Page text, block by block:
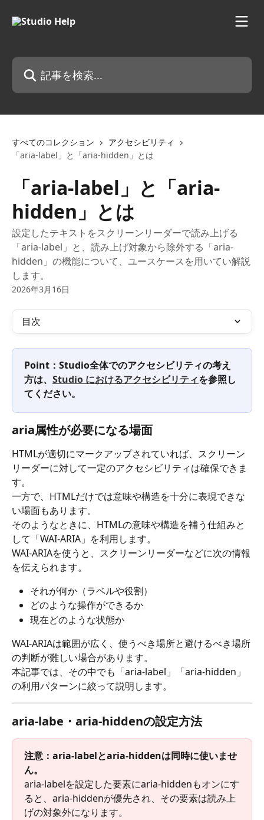
記事を検索...
すべてのコレクション
アクセシビリティ
「aria-label」と「aria-hidden」とは
「aria-label」と「aria-
hidden」とは
設定したテキストをスクリーンリーダーで読み上げる
「aria-label」と、読み上げ対象から除外する「aria-
hidden」の機能について、ユースケースを用いてい解説
します。
2026年3月16日
目次
Point：Studio全体でのアクセシビリティの考え
方は、 Studio におけるアクセシビリティを参照し
てください。
aria属性が必要になる場面
HTMLが適切にマークアップされていれば、スクリーン
リーダーに対して一定のアクセシビリティは確保できま
す。
一方で、HTMLだけでは意味や構造を十分に表現できな
い場面もあります。
そのようなときに、HTMLの意味や構造を補う仕組みと
して「WAI-ARIA」を利用します。
WAI-ARIAを使うと、スクリーンリーダーなどに次の情報
を伝えられます。
それが何か（ラベルや役割）
どのような操作ができるか
現在どのような状態か
WAI-ARIAは範囲が広く、使うべき場所と避けるべき場所
の判断が難しい場合があります。
本記事では、その中でも「aria-label」「aria-hidden」
の利用パターンに絞って説明します。
aria-labe・aria-hiddenの設定方法
注意：aria-labelとaria-hiddenは同時に使いませ
ん。
aria-labelを設定した要素にaria-hiddenもオンにす
ると、aria-hiddenが優先され、その要素は読み上
げの対象外になります。